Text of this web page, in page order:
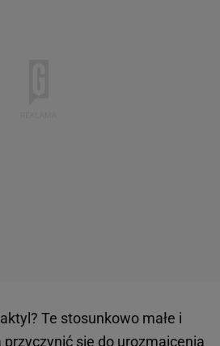
Te stosunkowo małe i
się do urozmaicenia